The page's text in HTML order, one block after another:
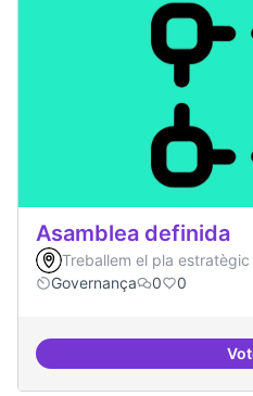
Asamblea definida
Treballem el pla
Governança
0 0